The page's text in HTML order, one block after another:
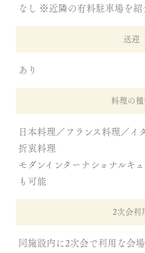
なし ※近隣の有料駐車場を紹
送迎
あり
料理の
日本料理／フランス料理／イ
折衷料理
モダンインターナショナルキ
も可能
2次会利
同施設内に2次会で利用な会